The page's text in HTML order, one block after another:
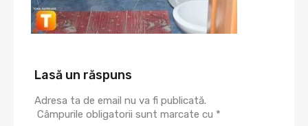
Lasă un răspuns
Adresa ta de email nu va fi publicată.
Câmpurile obligatorii sunt marcate cu *